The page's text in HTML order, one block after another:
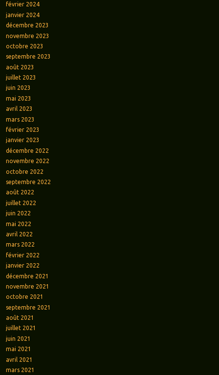
février 2024
janvier 2024
décembre 2023
novembre 2023
octobre 2023
septembre 2023
août 2023
juillet 2023
juin 2023
mai 2023
avril 2023
mars 2023
février 2023
janvier 2023
décembre 2022
novembre 2022
octobre 2022
septembre 2022
août 2022
juillet 2022
juin 2022
mai 2022
avril 2022
mars 2022
février 2022
janvier 2022
décembre 2021
novembre 2021
octobre 2021
septembre 2021
août 2021
juillet 2021
juin 2021
mai 2021
avril 2021
mars 2021